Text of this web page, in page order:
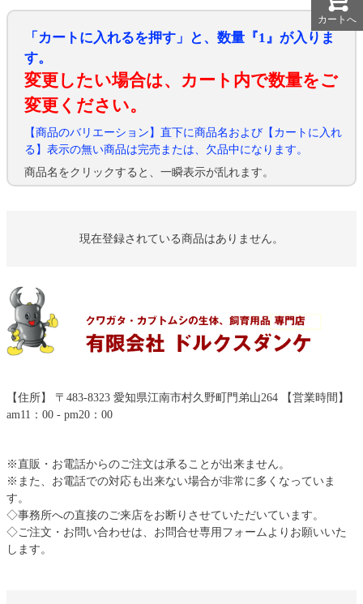
「カートに入れるを押す」と、数量『1』が入りま
す。
変更したい場合は、カート内で数量をご
変更ください。
【商品のバリエーション】直下に商品名および【カートに入れ
る】表示の無い商品は完売または、欠品中になります。
商品名をクリックすると、一瞬表示が乱れます。
現在登録されている商品はありません。
【住所】 〒483-8323 愛知県江南市村久野町門弟山264 【営業時間】
am11：00 - pm20：00
※直販・お電話からのご注文は承ることが出来ません。
※また、お電話での対応も出来ない場合が非常に多くなっていま
す。
◇事務所への直接のご来店をお断りさせていただいています。
◇ご注文・お問い合わせは、お問合せ専用フォームよりお願いいた
します。
カートへ
カートへ